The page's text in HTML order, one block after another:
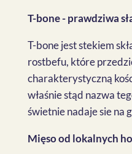
T-bone - prawdziwa
T-bone jest stekiem
rostbefu, które
charakterystyczną
właśnie stąd nazwa
świetnie nadaje sie na
Mięso od lokalnych